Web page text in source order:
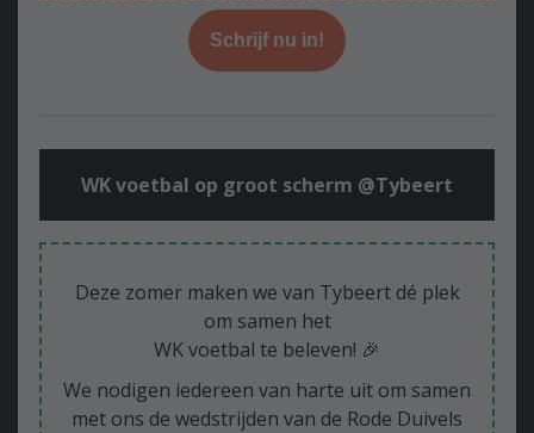
Schrijf nu in!
WK voetbal op groot scherm @Tybeert
Deze zomer maken we van Tybeert dé plek
om samen het
WK voetbal te beleven! 🎉
We nodigen iedereen van harte uit om samen
met ons de wedstrijden van de Rode Duivels